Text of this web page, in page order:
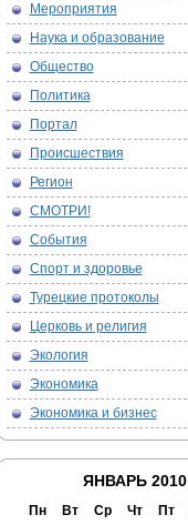
Мероприятия
Наука и образование
Общество
Политика
Портал
Происшествия
Регион
СМОТРИ!
События
Спорт и здоровье
Турецкие протоколы
Церковь и религия
Экология
Экономика
Экономика и бизнес
ЯНВАРЬ 2010
Пн Вт Ср Чт Пт